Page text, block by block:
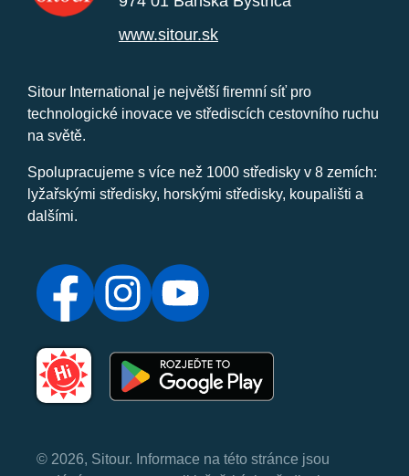
www.sitour.sk
Sitour International je největší firemní síť pro
technologické inovace ve střediscích cestovního ruchu
na světě.
Spolupracujeme s více než 1000 středisky v 8 zemích:
lyžařskými středisky, horskými středisky, koupališti a
dalšími.
© 2026, Sitour. Informace na této stránce jsou